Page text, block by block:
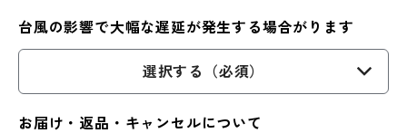
台風の影響で大幅な遅延が発生する場合がります
選択する（必須）
お届け・返品・キャンセルについて